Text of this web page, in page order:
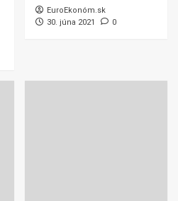
EuroEkonóm.sk
30. júna 2021
0